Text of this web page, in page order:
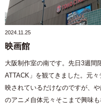
2024.11.25
映画館
大阪制作室の南です。先日3週間
ATTACK」を観てきました。元
映されているだけなのですが、
のアニメ自体元々そこまで興味